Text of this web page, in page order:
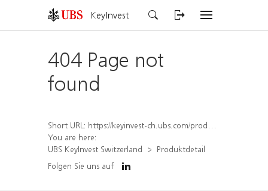
KeyInvest
404 Page not
found
Short URL: https://keyinvest-ch.ubs.com/produkt/detail/index/isin/CH1315930722
You are here:
UBS KeyInvest Switzerland
Produktdetail
Folgen Sie uns auf